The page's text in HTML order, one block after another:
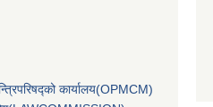
कार्यालय(OPMCM)